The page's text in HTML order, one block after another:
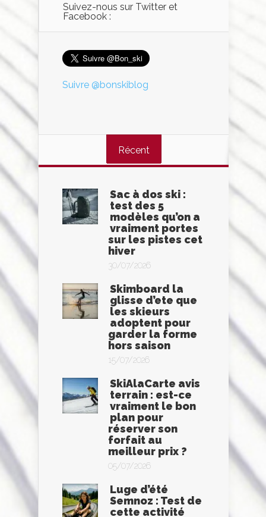
Suivez-nous sur Twitter et
Facebook :
Suivre @bonskiblog
Récent
Sac à dos ski :
test des 5
modèles qu’on a
vraiment portes
sur les pistes cet
hiver
30/07/2026
Skimboard la
glisse d’ete que
les skieurs
adoptent pour
garder la forme
hors saison
15/07/2026
SkiAlaCarte avis
terrain : est-ce
vraiment le bon
plan pour
réserver son
forfait au
meilleur prix ?
05/07/2026
Luge d’été
Semnoz : Test de
cette activité